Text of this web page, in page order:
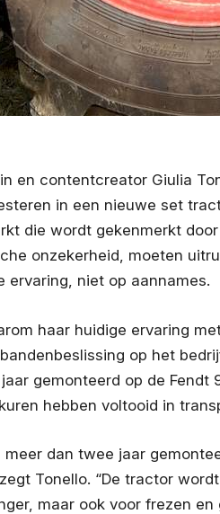
en contentcreator Giulia
in een nieuwe set
die wordt gekenmerkt
onzekerheid, moeten
ervaring, niet op aannames.
haar huidige ervaring
op het
gemonteerd op de Fendt
hebben voltooid in
meer dan twee jaar
Tonello. “De tractor
maar ook voor frezen